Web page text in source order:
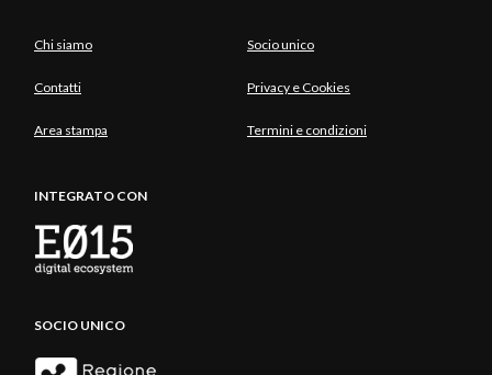
Chi siamo Socio unico
Contatti Privacy e Cookies
Area stampa Termini e condizioni
INTEGRATO CON
SOCIO UNICO